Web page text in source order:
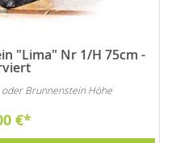
"Lima" Nr 1/H 75cm -
oder Brunnenstein Höhe
€